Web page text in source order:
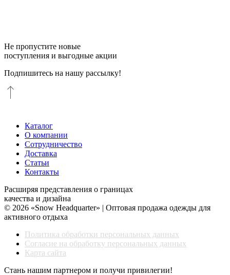
Не пропустите новые
поступления и выгодные акции
Подпишитесь на нашу рассылку!
Каталог
О компании
Сотрудничество
Доставка
Статьи
Контакты
Расширяя представления о границах
качества и дизайна
© 2026 «Snow Headquarter» | Оптовая продажа одежды для
активного отдыха
Политика обработки персональных данных
Согласие на обработку персональных данных
Карта сайта
Стань нашим партнером и получи привилегии!